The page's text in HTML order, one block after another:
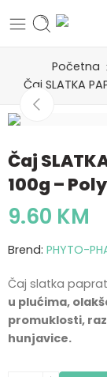
Početna
Čaj SLATKA
Čaj
100g –
9.60 KM
Brend: PHYTO-
Čaj slatka
u plućima,
promuklosti,
hunjavice.